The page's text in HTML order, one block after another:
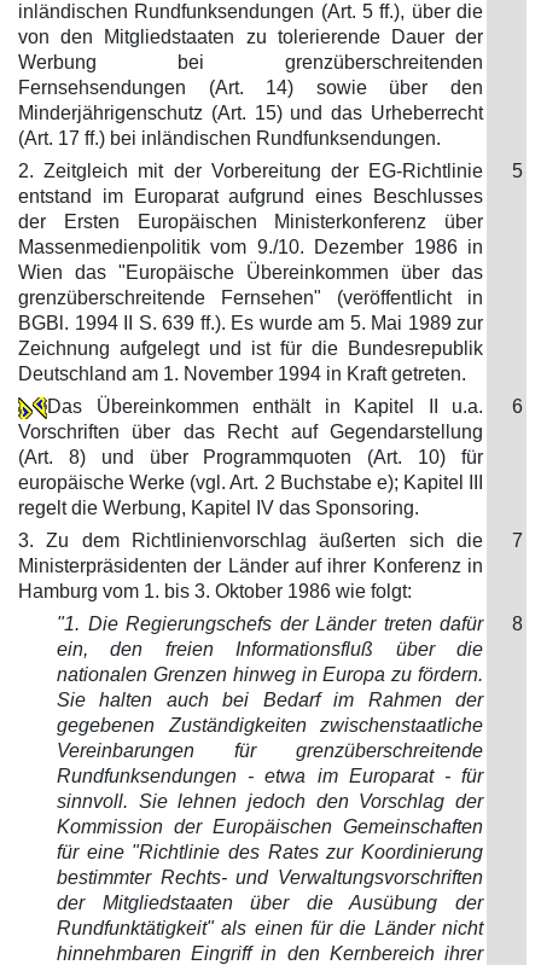
inländischen Rundfunksendungen (Art. 5 ff.), über die
von den Mitgliedstaaten zu tolerierende Dauer der
Werbung bei grenzüberschreitenden
Fernsehsendungen (Art. 14) sowie über den
Minderjährigenschutz (Art. 15) und das Urheberrecht
(Art. 17 ff.) bei inländischen Rundfunksendungen.
2. Zeitgleich mit der Vorbereitung der EG-Richtlinie
entstand im Europarat aufgrund eines Beschlusses
der Ersten Europäischen Ministerkonferenz über
Massenmedienpolitik vom 9./10. Dezember 1986 in
Wien das "Europäische Übereinkommen über das
grenzüberschreitende Fernsehen" (veröffentlicht in
BGBl. 1994 II S. 639 ff.). Es wurde am 5. Mai 1989 zur
Zeichnung aufgelegt und ist für die Bundesrepublik
Deutschland am 1. November 1994 in Kraft getreten.
5
Das Übereinkommen enthält in Kapitel II u.a.
Vorschriften über das Recht auf Gegendarstellung
(Art. 8) und über Programmquoten (Art. 10) für
europäische Werke (vgl. Art. 2 Buchstabe e); Kapitel III
regelt die Werbung, Kapitel IV das Sponsoring.
6
3. Zu dem Richtlinienvorschlag äußerten sich die
Ministerpräsidenten der Länder auf ihrer Konferenz in
Hamburg vom 1. bis 3. Oktober 1986 wie folgt:
7
"1. Die Regierungschefs der Länder treten dafür
ein, den freien Informationsfluß über die
nationalen Grenzen hinweg in Europa zu fördern.
Sie halten auch bei Bedarf im Rahmen der
gegebenen Zuständigkeiten zwischenstaatliche
Vereinbarungen für grenzüberschreitende
Rundfunksendungen - etwa im Europarat - für
sinnvoll. Sie lehnen jedoch den Vorschlag der
Kommission der Europäischen Gemeinschaften
für eine "Richtlinie des Rates zur Koordinierung
bestimmter Rechts- und Verwaltungsvorschriften
der Mitgliedstaaten über die Ausübung der
Rundfunktätigkeit" als einen für die Länder nicht
hinnehmbaren Eingriff in den Kernbereich ihrer
8